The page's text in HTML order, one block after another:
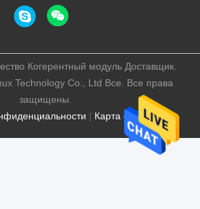
| Карта сайта
Когерентный модуль Доставщик.
Technology Co., Ltd Все. Все права
защищены.